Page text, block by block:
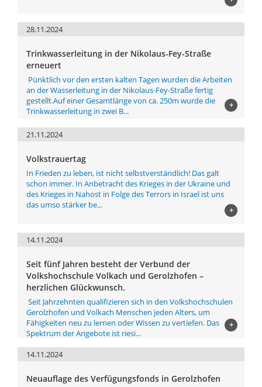
28.11.2024
Trinkwasserleitung in der Nikolaus-Fey-Straße
erneuert
Pünktlich vor den ersten kalten Tagen wurden die Arbeiten
an der Wasserleitung in der Nikolaus-Fey-Straße fertig
gestellt.Auf einer Gesamtlänge von ca. 250m wurde die
Trinkwasserleitung in zwei B...
+
21.11.2024
Volkstrauertag
In Frieden zu leben, ist nicht selbstverständlich! Das galt
schon immer. In Anbetracht des Krieges in der Ukraine und
des Krieges in Nahost in Folge des Terrors in Israel ist uns
das umso stärker be...
+
14.11.2024
Seit fünf Jahren besteht der Verbund der
Volkshochschule Volkach und Gerolzhofen –
herzlichen Glückwunsch.
Seit Jahrzehnten qualifizieren sich in den Volkshochschulen
Gerolzhofen und Volkach Menschen jeden Alters, um
Fähigkeiten neu zu lernen oder Wissen zu vertiefen. Das
Spektrum der Angebote ist riesi...
+
14.11.2024
Neuauflage des Verfügungsfonds in Gerolzhofen